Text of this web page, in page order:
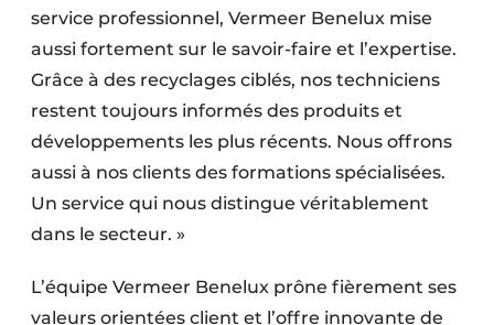
service professionnel, Vermeer Benelux mise
aussi fortement sur le savoir-faire et l’expertise.
Grâce à des recyclages ciblés, nos techniciens
restent toujours informés des produits et
développements les plus récents. Nous offrons
aussi à nos clients des formations spécialisées.
Un service qui nous distingue véritablement
dans le secteur. »
L’équipe Vermeer Benelux prône fièrement ses
valeurs orientées client et l’offre innovante de